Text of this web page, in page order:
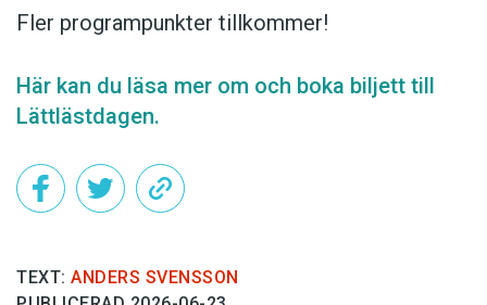
Fler programpunkter tillkommer!
Här kan du läsa mer om och boka biljett till
Lättlästdagen.
TEXT: ANDERS SVENSSON